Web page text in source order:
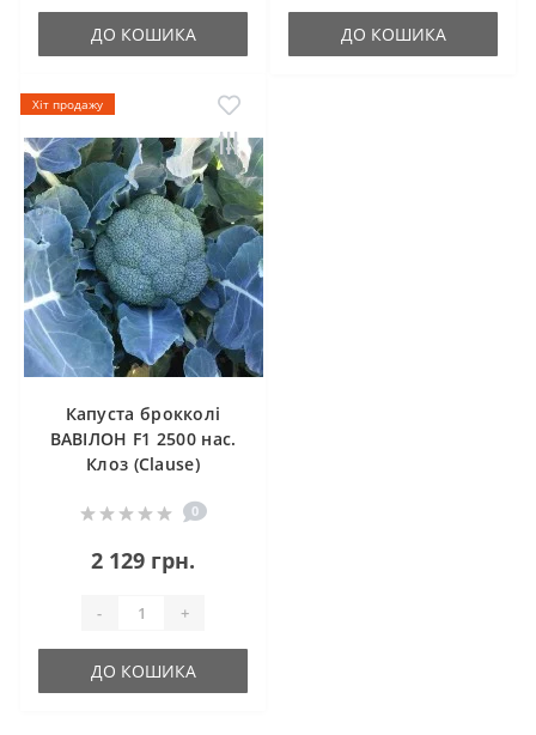
ДО КОШИКА ДО КОШИКА
Хіт продажу
Капуста брокколі
ВАВІЛОН F1 2500 нас.
Клоз (Clause)
0
2 129 грн.
- +
ДО КОШИКА